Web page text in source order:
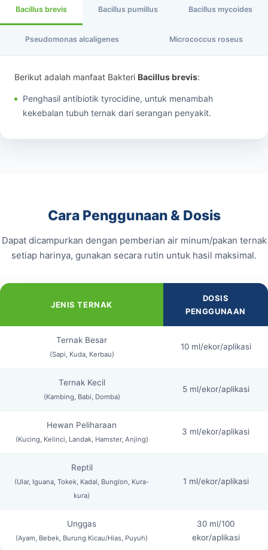
Bacillus brevis Bacillus pumillus Bacillus mycoides
Pseudomonas alcaligenes Micrococcus roseus
Berikut adalah manfaat Bakteri Bacillus brevis:
Penghasil antibiotik tyrocidine, untuk menambah
kekebalan tubuh ternak dari serangan penyakit.
Cara Penggunaan & Dosis
Dapat dicampurkan dengan pemberian air minum/pakan ternak
setiap harinya, gunakan secara rutin untuk hasil maksimal.
JENIS TERNAK
DOSIS
PENGGUNAAN
Ternak Besar
(Sapi, Kuda, Kerbau)
10 ml/ekor/aplikasi
Ternak Kecil
(Kambing, Babi, Domba)
5 ml/ekor/aplikasi
Hewan Peliharaan
(Kucing, Kelinci, Landak, Hamster, Anjing)
3 ml/ekor/aplikasi
Reptil
(Ular, Iguana, Tokek, Kadal, Bunglon, Kura-
kura)
1 ml/ekor/aplikasi
Unggas
(Ayam, Bebek, Burung Kicau/Hias, Puyuh)
30 ml/100
ekor/aplikasi